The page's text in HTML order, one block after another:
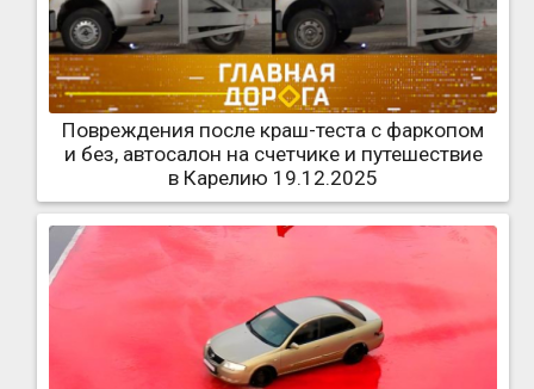
Повреждения после краш-теста с фаркопом
и без, автосалон на счетчике и путешествие
в Карелию 19.12.2025